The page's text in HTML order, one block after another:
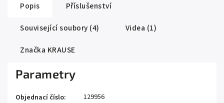
Popis
Příslušenství
Související soubory (4)
Videa (1)
Značka KRAUSE
Parametry
Objednací číslo:
129956